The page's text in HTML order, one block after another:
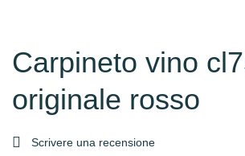
Carpineto vino
originale rosso
 Scrivere una recensione